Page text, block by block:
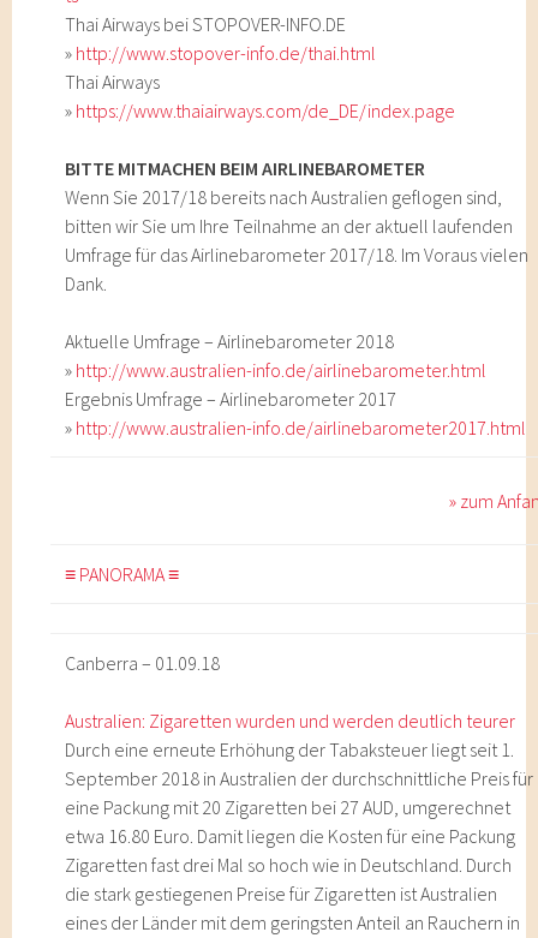
Thai Airways bei STOPOVER-INFO.DE
» http://www.stopover-info.de/thai.html
Thai Airways
» https://www.thaiairways.com/de_DE/index.page
BITTE MITMACHEN BEIM AIRLINEBAROMETER
Wenn Sie 2017/18 bereits nach Australien geflogen sind,
bitten wir Sie um Ihre Teilnahme an der aktuell laufenden
Umfrage für das Airlinebarometer 2017/18. Im Voraus vielen
Dank.
Aktuelle Umfrage – Airlinebarometer 2018
» http://www.australien-info.de/airlinebarometer.html
Ergebnis Umfrage – Airlinebarometer 2017
» http://www.australien-info.de/airlinebarometer2017.html
» zum
≡ PANORAMA ≡
Canberra – 01.09.18
Australien: Zigaretten wurden und werden deutlich teurer
Durch eine erneute Erhöhung der Tabaksteuer liegt seit 1.
September 2018 in Australien der durchschnittliche Preis für
eine Packung mit 20 Zigaretten bei 27 AUD, umgerechnet
etwa 16.80 Euro. Damit liegen die Kosten für eine Packung
Zigaretten fast drei Mal so hoch wie in Deutschland. Durch
die stark gestiegenen Preise für Zigaretten ist Australien
eines der Länder mit dem geringsten Anteil an Rauchern in